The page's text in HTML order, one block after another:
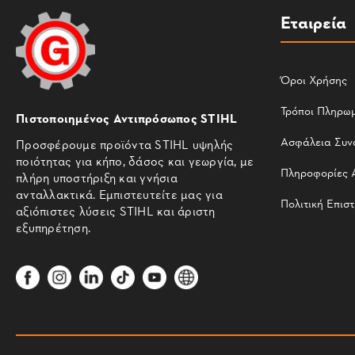
Πιστοποιημένος Αντιπρόσωπος STIHL
Προσφέρουμε προϊόντα STIHL υψηλής
ποιότητας για κήπο, δάσος και γεωργία, με
πλήρη υποστήριξη και γνήσια
ανταλλακτικά. Εμπιστευτείτε μας για
αξιόπιστες λύσεις STIHL και άριστη
εξυπηρέτηση.
Εταιρεία
Όροι Χρήσης
Τρόποι
Ασφάλεια
Πληροφορίες
Πολιτική